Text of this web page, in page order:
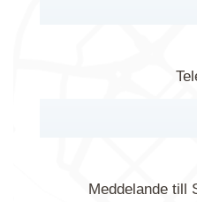
Meddelande till